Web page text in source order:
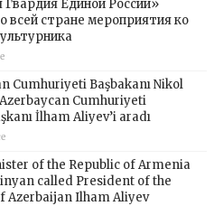
Единой России»
всей стране мероприятия ко
Cumhuriyeti Başbakanı Nikol
Cumhuriyeti
İlham Aliyev’i aradı
of the Republic of Armenia
called President of the
Azerbaijan Ilham Aliyev